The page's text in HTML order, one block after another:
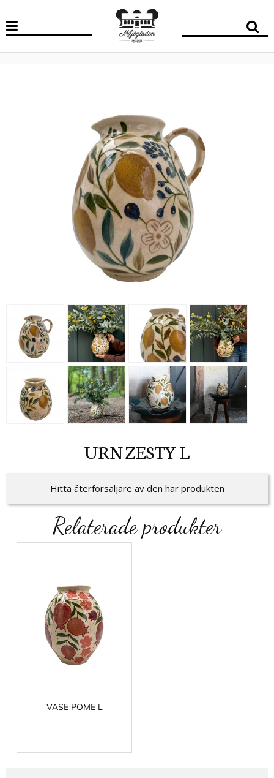
URN ZESTY L
Hitta återförsäljare av den här produkten
Relaterade produkter
VASE POME L